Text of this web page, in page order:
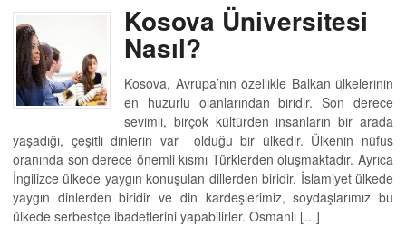
Kosova Üniversitesi
Nasıl?
Kosova, Avrupa’nın özellikle Balkan ülkelerinin
en huzurlu olanlarından biridir. Son derece
sevimli, birçok kültürden insanların bir arada
yaşadığı, çeşitli dinlerin var olduğu bir ülkedir. Ülkenin nüfus
oranında son derece önemli kısmı Türklerden oluşmaktadır. Ayrıca
İngilizce ülkede yaygın konuşulan dillerden biridir. İslamiyet ülkede
yaygın dinlerden biridir ve din kardeşlerimiz, soydaşlarımız bu
ülkede serbestçe ibadetlerini yapabilirler. Osmanlı […]